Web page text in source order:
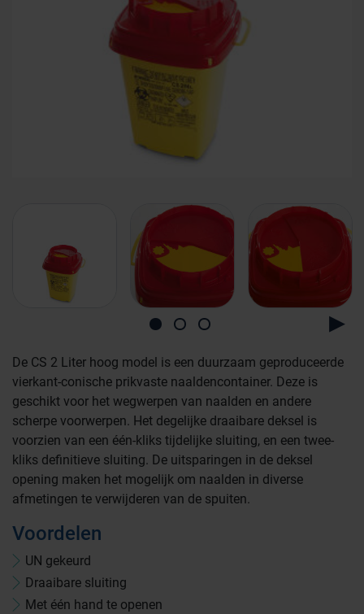
De CS 2 Liter hoog model is een duurzaam geproduceerde
vierkant-conische prikvaste naaldencontainer. Deze is
geschikt voor het wegwerpen van naalden en andere
scherpe voorwerpen. Het degelijke draaibare deksel is
voorzien van een één-kliks tijdelijke sluiting, en een twee-
kliks definitieve sluiting. De uitsparingen in de deksel
opening maken het mogelijk om naalden in diverse
afmetingen te verwijderen van de spuiten.
Voordelen
UN gekeurd
Draaibare sluiting
Met één hand te openen
Farmaceutische industrie